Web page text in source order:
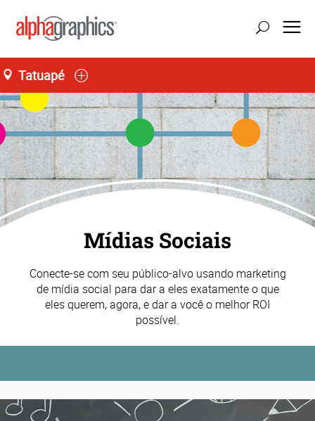
Tatuapé
Mídias Sociais
Conecte-se com seu público-alvo usando marketing
de mídia social para dar a eles exatamente o que
eles querem, agora, e dar a você o melhor ROI
possível.